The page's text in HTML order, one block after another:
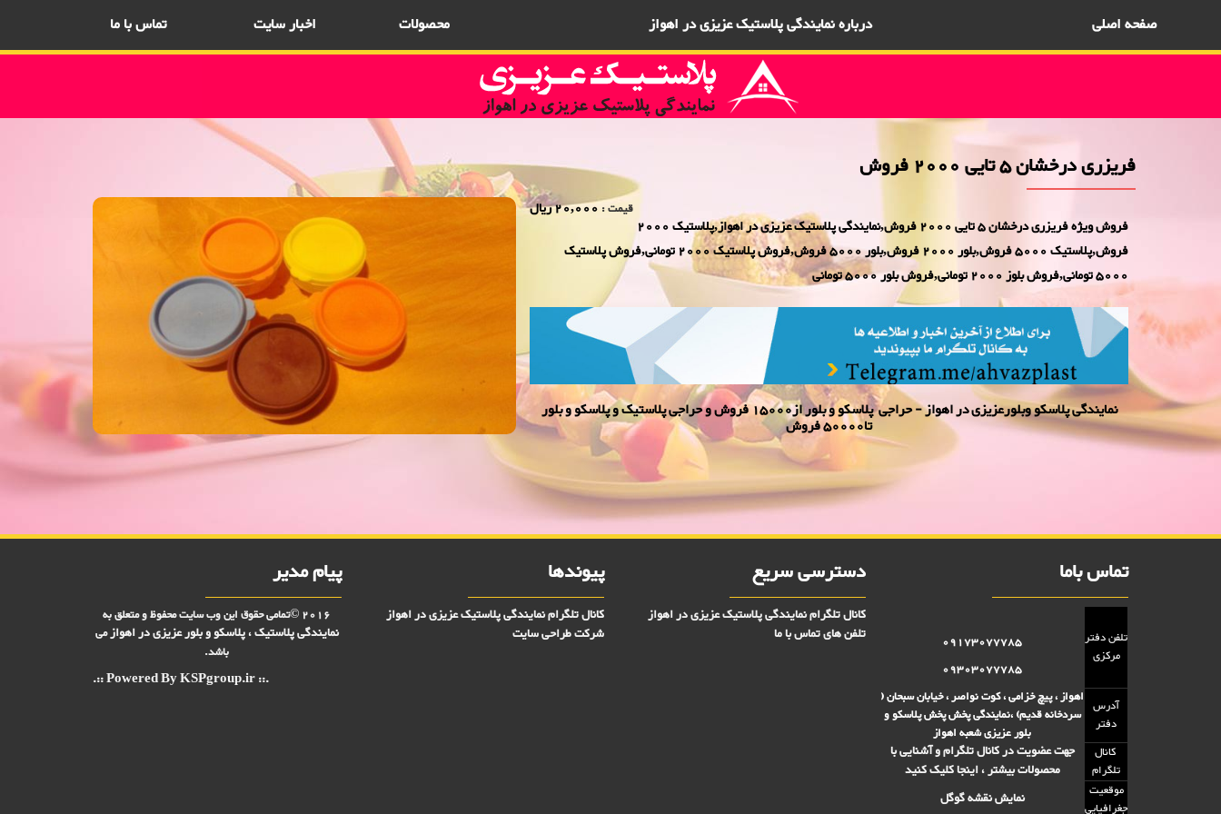
صفحه اصلی درباره نمایندگی پلاستیک عزیزی در اهواز محصولات اخبار سایت تماس با ما
فریزری درخشان 5 تایی 2000 فروش
قیمت :20,000 ریال
فروش ویژه فریزری درخشان 5 تایی 2000 فروش,نمایندگی پلاستیک عزیزی در اهواز,پلاستیک 2000
فروش,پلاستیک 5000 فروش,بلور 2000 فروش,بلور 5000 فروش,فروش پلاستیک 2000 تومانی,فروش پلاستیک
5000 تومانی,فروش بلوز 2000 تومانی,فروش بلور 5000 تومانی
نمایندگی پلاسكو وبلورعزیزی در اهواز - حراجی پلاسکو و بلور از15000 فروش و حراجی پلاستیک و پلاسکو و بلور
تا50000 فروش
تماس باما
تلفن دفتر
مرکزی
09173077785
09303077785
آدرس
دفتر
اهواز ، پیچ خزامی ، کوت نواصر ، خیابان سبحان (
سردخانه قدیم) ،نمایندگی پخش پخش پلاسکو و
بلور عزیزی شعبه اهواز
کانال
تلگرام
جهت عضویت در کانال تلگرام و آشنایی با
محصولات بیشتر ، اینجا کلیک کنید
موقعیت
جغرافیایی
نمایش نقشه گوگل
دسترسی سریع
کانال تلگرام نمایندگی پلاستیک عزیزی در اهواز
تلفن های تماس با ما
پیوندها
کانال تلگرام نمایندگی پلاستیک عزیزی در اهواز
شرکت طراحی سایت
پیام مدیر
2016 ©تمامی حقوق این وب سایت محفوظ و متعلق به
نمایندگی پلاستیک ، پلاسکو و بلور عزیزی دراهوازمی
باشد.
.:: Powered By KSPgroup.ir ::.